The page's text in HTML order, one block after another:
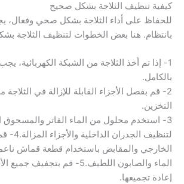
كيفية تنظيف الثلاجة بشكل صحيح
للحفاظ على أداء الثلاجة بشكل صحي وفعال،
بانتظام. هنا بعض الخطوات لتنظيف الثلاجة
1- إذا تم أخذ الثلاجة من الشبكة الكهربائية،
بالكامل.
2- قم بفصل الأجزاء القابلة للإزالة في
التخزين.
3- استخدم محلول من الماء الفاتر
لتنظيف
الخارجي والمقابض باستخدام قطعة قماش
الماء والصابون اللطيف.5- قم
إعادة تجميعها.